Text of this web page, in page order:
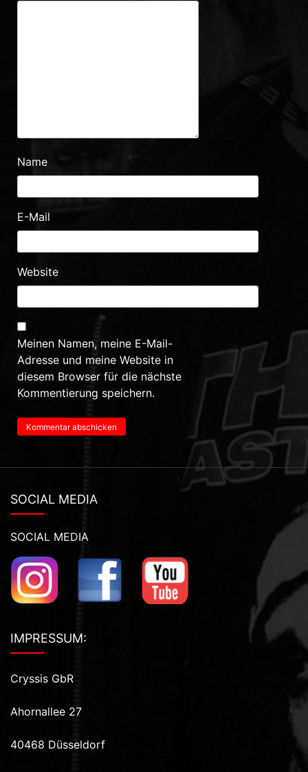
Name
E-Mail
Website
Meinen Namen, meine E-Mail-
Adresse und meine Website in
diesem Browser für die nächste
Kommentierung speichern.
SOCIAL MEDIA
SOCIAL MEDIA
IMPRESSUM:
Cryssis GbR
Ahornallee 27
40468 Düsseldorf